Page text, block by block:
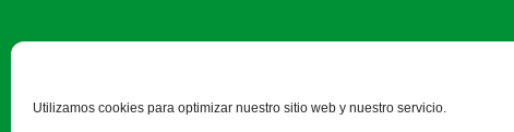
Utilizamos cookies para optimizar nuestro sitio web y nuestro servicio.